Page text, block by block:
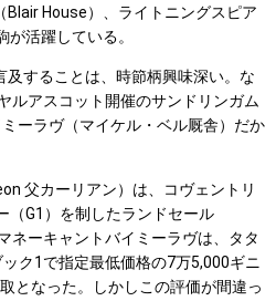
Blair House）、ライトニングスピア
が活躍している。
することは、時節柄興味深い。な
ルアスコット開催のサンドリンガム
ーラヴ（マイケル・ベル厩舎）だか
父カーリアン）は、コヴェントリ
（G1）を制したランドセール
ネーキャントバイミーラヴは、タタ
ク1で指定最低価格の7万5,000ギニ
となった。しかしこの評価が間違っ